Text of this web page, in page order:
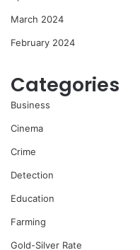
March 2024
February 2024
Categories
Business
Cinema
Crime
Detection
Education
Farming
Gold-Silver Rate